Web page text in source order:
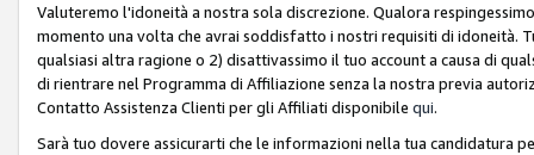
Valuteremo l'idoneità a nostra sola discrezione. Qualora
momento una volta che avrai soddisfatto i nostri requisiti di idoneità.
qualsiasi altra ragione o 2) disattivassimo il tuo account a causa di
di rientrare nel Programma di Affiliazione senza la nostra previa
Contatto Assistenza Clienti per gli Affiliati disponibile qui.
Sarà tuo dovere assicurarti che le informazioni nella tua candidatura